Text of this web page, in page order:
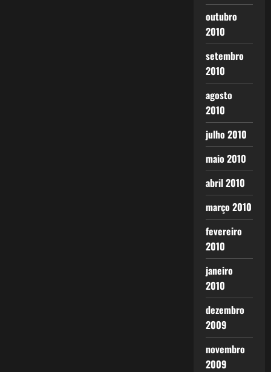
outubro
2010
setembro
2010
agosto
2010
julho 2010
maio 2010
abril 2010
março 2010
fevereiro
2010
janeiro
2010
dezembro
2009
novembro
2009